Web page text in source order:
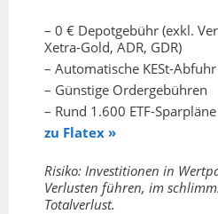
– 0 € Depotgebühr (exkl.
Xetra-Gold, ADR, GDR)
– Automatische KESt-
– Günstige Ordergebühren
– Rund 1.600 ETF-Sparpläne
zu Flatex »
Risiko: Investitionen in
Verlusten führen, im
Totalverlust.